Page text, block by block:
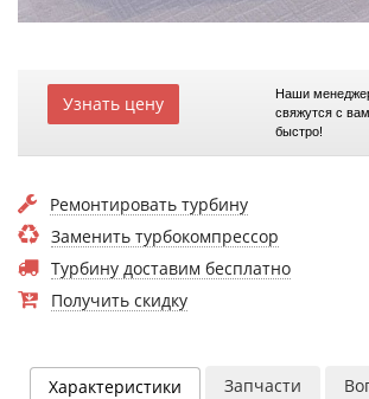
Узнать цену
Наши
свяжутся с
быстро!
Ремонтировать турбину
Заменить турбокомпрессор
Турбину доставим бесплатно
Получить скидку
Характеристики Запчасти